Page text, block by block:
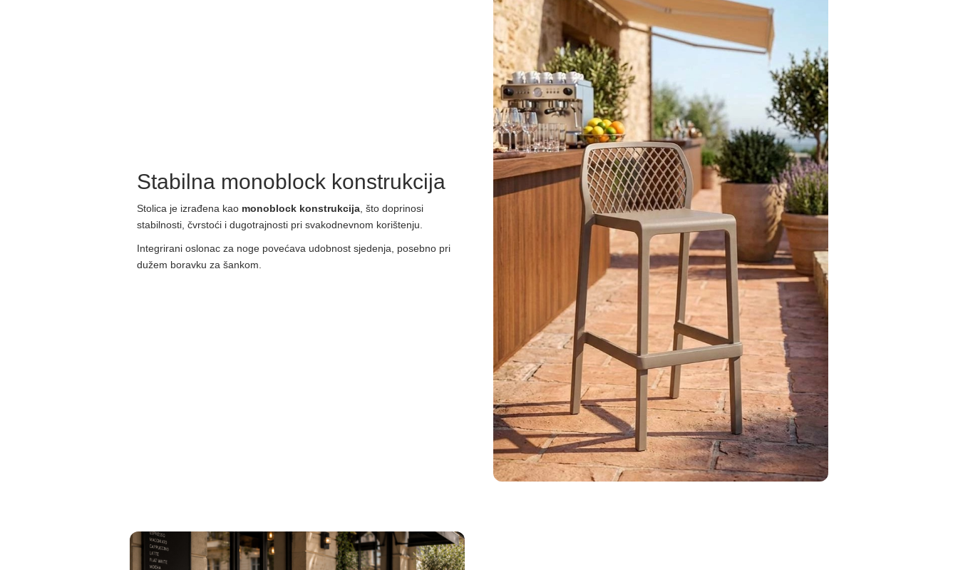
Stabilna monoblock konstrukcija
Stolica je izrađena kao monoblock konstrukcija , što doprinosi
stabilnosti, čvrstoći i dugotrajnosti pri svakodnevnom korištenju.
Integrirani oslonac za noge povećava udobnost sjedenja, posebno pri
dužem boravku za šankom.